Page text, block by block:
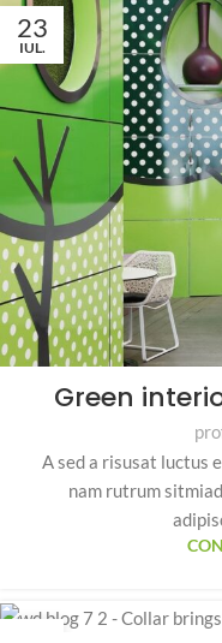
23
IUL.
Green
A sed a risusat luctus
nam rutrum